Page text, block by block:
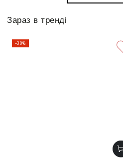
Зараз в тренді
–30%